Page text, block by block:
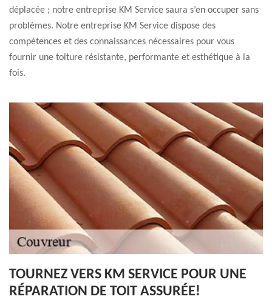
déplacée ; notre entreprise KM Service saura s’en occuper sans
problèmes. Notre entreprise KM Service dispose des
compétences et des connaissances nécessaires pour vous
fournir une toiture résistante, performante et esthétique à la
fois.
TOURNEZ VERS KM SERVICE POUR UNE
RÉPARATION DE TOIT ASSURÉE!